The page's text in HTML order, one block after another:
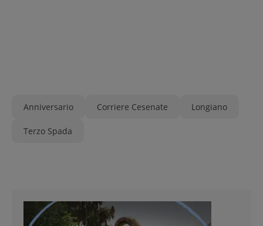
Anniversario Corriere Cesenate Longiano
Terzo Spada